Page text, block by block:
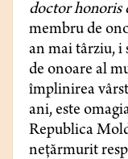
doctor honoris
membru de
an mai târziu, i
de onoare al
împlinirea
ani, este
Republica
neţărmurit